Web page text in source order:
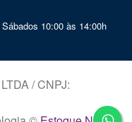
10:00 às 14:00h
/ CNPJ: